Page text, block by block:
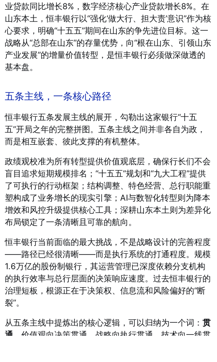
业贷款同比增长8%，数字经济核心产业贷款增长8%。在
山东本土，恒丰银行以“强化‘做大行、担大责’意识”作为核
心要求，明确“十五五”期间在山东的争先进位目标。这一
战略从“总部在山东”的存量优势，向“根在山东、引领山东
产业发展”的增量价值转型，是恒丰银行必须做深做透的
基本盘。
五条主线，一条核心路径
恒丰银行五条发展主线的展开，勾勒出这家银行“十五
五”开局之年的完整拼图。五条主线之间并非各自为政，
而是相互嵌套、彼此支撑的有机整体。
政绩观校准为所有转型提供价值观底层，确保行长们不会
盲目追求短期规模排名；“十五五”规划和“九大工程”提供
了可执行的行动框架；结构调整、特色经营、总行职能重
塑构成了业务增长的现实引擎；AI与数智化转型则为降本
增效和风控升级提供核心工具；深耕山东本土则为差异化
布局锁定了一条清晰且可靠的航向。
恒丰银行当前面临的最大挑战，不是战略设计的完善程度
——路径已经很清晰——而是执行系统的打通程度。规模
1.6万亿的股份制银行，其运营管理已深度依赖分支机构
的执行效率与总行层面的决策响应速度。过去恒丰银行的
治理短板，根源正在于决策权、信息流和风险偏好的“断
裂”。
从五条主线中提炼出的核心逻辑，可以归纳为一个词： 贯
通 。价值观向决策贯通，战略向执行贯通，技术向一线贯